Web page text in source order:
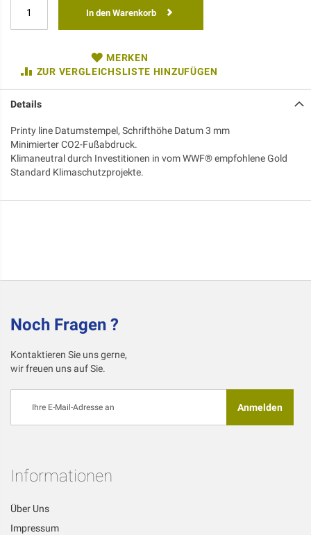
In den Warenkorb
MERKEN
ZUR VERGLEICHSLISTE HINZUFÜGEN
Details
Printy line Datumstempel, Schrifthöhe Datum 3 mm
Minimierter CO2-Fußabdruck.
Klimaneutral durch Investitionen in vom WWF® empfohlene Gold
Standard Klimaschutzprojekte.
Noch Fragen ?
Kontaktieren Sie uns gerne,
wir freuen uns auf Sie.
sich
an:
Anmelden
Informationen
Über Uns
Impressum